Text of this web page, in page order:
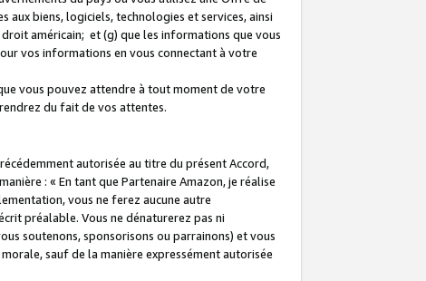
biens, logiciels, technologies et services, ainsi
américain; et (g) que les informations que vous
vos informations en vous connectant à votre
vous pouvez attendre à tout moment de votre
du fait de vos attentes.
autorisée au titre du présent Accord,
: « En tant que Partenaire Amazon, je réalise
vous ne ferez aucune autre
préalable. Vous ne dénaturerez pas ni
soutenons, sponsorisons ou parrainons) et vous
sauf de la manière expressément autorisée